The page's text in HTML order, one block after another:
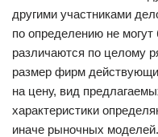
другими участниками
по определению не
различаются по целому
размер фирм
на цену, вид
характеристики
иначе рыночных